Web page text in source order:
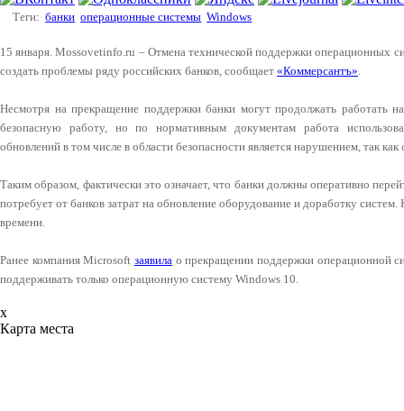
Теги: банки операционные системы Windows
15 января. Mossovetinfo.ru – Отмена технической поддержки операционных
создать проблемы ряду российских банков, сообщает «Коммерсантъ».
Несмотря на прекращение поддержки банки могут продолжать работать
безопасную работу, но по нормативным документам работа
обновлений в том числе в области безопасности является нарушением, так
Таким образом, фактически это означает, что банки должны оперативно
потребует от банков затрат на обновление оборудование и доработку
времени.
Ранее компания Microsoft заявила о прекращении поддержки операционной
поддерживать только операционную систему Windows 10.
x
Карта места